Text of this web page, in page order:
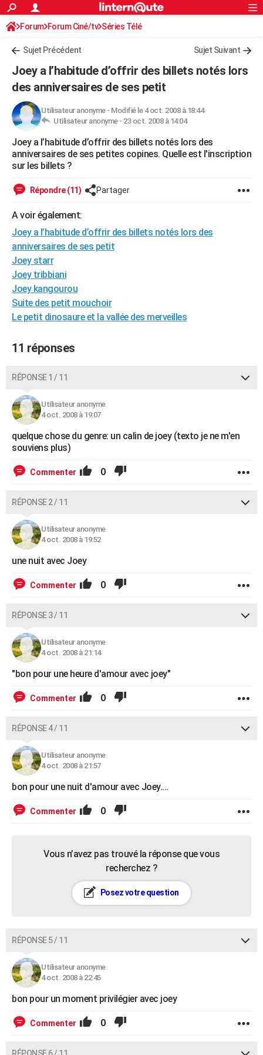
ACTUALITÉS
Politique
Société
Faits Divers
Education
Monde
Villes
+
Programme TV
TNTStreaming
Cinéma
Sorties cinéma
Musique
FINANCE
Retraite
Impôts
Epargne
Immobilier
Risques naturels par ville
Banque
Assurance
Crédit
AUTO
Essais
Réserver un essai
Citadines
Berlines
SUV
Forum auto
HIGH-TECH
Mobiles
Meilleur smartphone
Internet
Ordinateurs
Jeux vidéo
Guide high-tech
+BRICOLAGE
WEEK-END
Art de vivre
Bien-être
Loisirs
ModeModes de vie
SANTE
Alimentation
Guide de la santé
Maladies
Médicaments
Sommeil
Destinations
City break
Voyage nature
Voyage de noces
Forum
Climat
+PHOTO
GUIDES D'ACHAT
CARTE DE VOEUX
Carte de Noël
Carte Bonne année
Carte Saint-Valentin
Carte Pâques
Carte d'anniversaire
DICTIONNAIRE
Dictionnaire
Biographies
Citations
Expressions
Proverbes
PROGRAMME TV
COPAINS D'AVANT
S'inscrire
Se connecter
Lycées
Collèges
Primaires
Universités
Entreprises
Service militaire
Avis de recherche
AVIS DE DÉCÈS
FORUM
S'inscrire
Connexion
Forum Forum Ciné/tv Séries Télé
Sujet Précédent Sujet Suivant
Joey a l’habitude d’offrir des billets notés lors
des anniversaires de ses petit
Utilisateur anonyme- Modifié le 4 oct. 2008 à 18:44
Utilisateur anonyme - 23 oct. 2008 à 14:04
Joey a l’habitude d’offrir des billets notés lors des
anniversaires de ses petites copines. Quelle est l'inscription
sur les billets ?
Répondre (11) Partager
A voir également:
Joey a l’habitude d’offrir des billets notés lors des
anniversaires de ses petit
Joey starr
Joey tribbiani
Joey kangourou
Suite des petit mouchoir
Le petit dinosaure et la vallée des merveilles
11 réponses
RÉPONSE 1 / 11
Utilisateur anonyme
4 oct. 2008 à 19:07
quelque chose du genre: un calin de joey (texto je ne m'en
souviens plus)
Commenter 0
RÉPONSE 2 / 11
Utilisateur anonyme
4 oct. 2008 à 19:52
une nuit avec Joey
Commenter 0
RÉPONSE 3 / 11
Utilisateur anonyme
4 oct. 2008 à 21:14
"bon pour une heure d'amour avec joey"
Commenter 0
RÉPONSE 4 / 11
Utilisateur anonyme
4 oct. 2008 à 21:57
bon pour une nuit d'amour avec Joey....
Commenter 0
Vous n’avez pas trouvé la réponse que vous
recherchez ?
Posez votre question
RÉPONSE 5 / 11
Utilisateur anonyme
4 oct. 2008 à 22:45
bon pour un moment privilégier avec joey
Commenter 0